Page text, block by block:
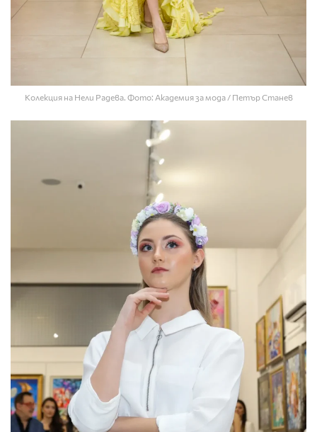
Колекция на Нели Радева. Фото: Академия за мода / Петър Станев